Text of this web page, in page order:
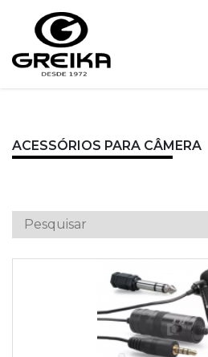
ACESSÓRIOS PARA CÂMERA